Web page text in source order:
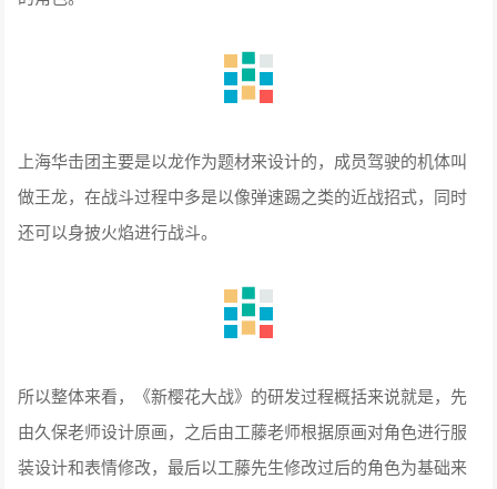
上海华击团主要是以龙作为题材来设计的，成员驾驶的机体叫
做王龙，在战斗过程中多是以像弹速踢之类的近战招式，同时
还可以身披火焰进行战斗。
所以整体来看，《新樱花大战》的研发过程概括来说就是，先
由久保老师设计原画，之后由工藤老师根据原画对角色进行服
装设计和表情修改，最后以工藤先生修改过后的角色为基础来